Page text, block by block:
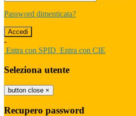
Password dimenticata?
-
Entra con SPID Entra con CIE
Seleziona utente
button close ×
Recupero password